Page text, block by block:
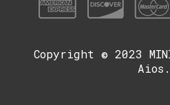
Copyright © 2023
Aios.